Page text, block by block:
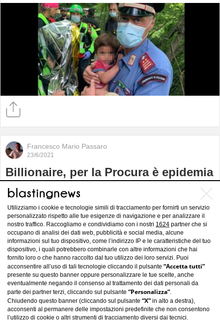
Francesco Mario Passaro
23/6/2021
Billionaire, per la Procura è epidemia
colposa: ‘Nessuna misura anti-Covid
nel locale’
Utilizziamo i cookie e tecnologie simili di tracciamento per fornirti un servizio
personalizzato rispetto alle tue esigenze di navigazione e per analizzare il
nostro traffico. Raccogliamo e condividiamo con i nostri 1624 partner che si
occupano di analisi dei dati web, pubblicità e social media, alcune
informazioni sul tuo dispositivo, come l’indirizzo IP e le caratteristiche del tuo
dispositivo, i quali potrebbero combinarle con altre informazioni che hai
fornito loro o che hanno raccolto dal tuo utilizzo dei loro servizi. Puoi
acconsentire all’uso di tali tecnologie cliccando il pulsante “Accetta tutti”
presente su questo banner oppure personalizzare le tue scelte, anche
eventualmente negando il consenso al trattamento dei dati personali da
parte dei partner terzi, cliccando sul pulsante “Personalizza”.
Chiudendo questo banner (cliccando sul pulsante “X” in alto a destra),
acconsenti al permanere delle impostazioni predefinite che non consentono
l’utilizzo di cookie o altri strumenti di tracciamento diversi dai tecnici.